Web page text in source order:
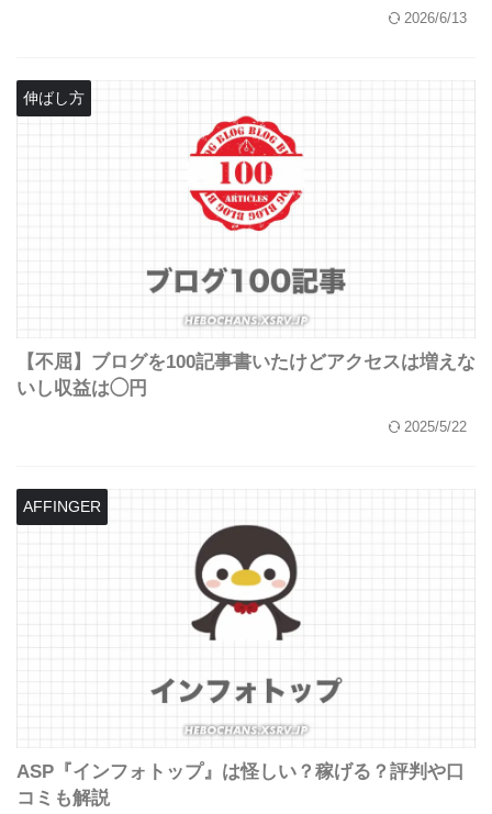
2026/6/13
伸ばし方
【不屈】ブログを100記事書いたけどアクセスは増えな
いし収益は◯円
2025/5/22
AFFINGER
ASP『インフォトップ』は怪しい？稼げる？評判や口
コミも解説